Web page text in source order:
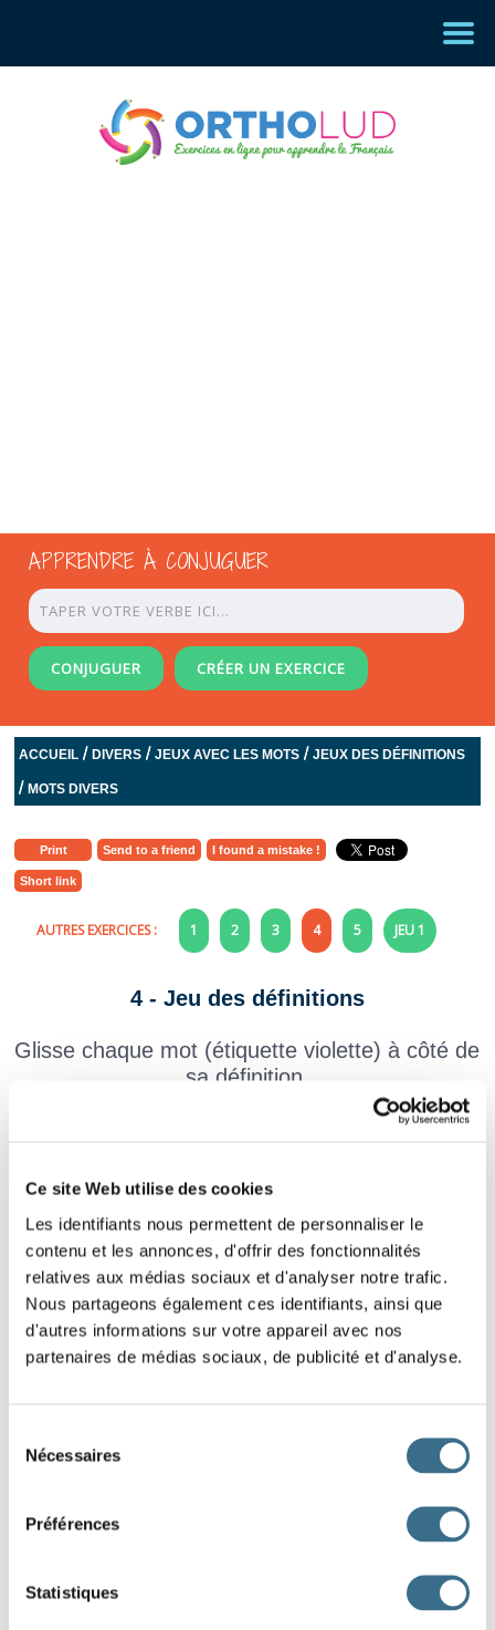
Ce site Web utilise des cookies
Les identifiants nous permettent de personnaliser le
contenu et les annonces, d'offrir des fonctionnalités
relatives aux médias sociaux et d'analyser notre trafic.
Nous partageons également ces identifiants, ainsi que
d'autres informations sur votre appareil avec nos
partenaires de médias sociaux, de publicité et d'analyse.
Nécessaires
Préférences
Statistiques
APPRENDRE À CONJUGUER
CONJUGUER CRÉER UN EXERCICE
ACCUEIL /DIVERS /JEUX AVEC LES MOTS /JEUX DES DÉFINITIONS
/MOTS DIVERS
Print Send to a friend I found a mistake !
Short link
AUTRES EXERCICES : 1 2 3 4 5 JEU 1
4 - Jeu des définitions
Glisse chaque mot (étiquette violette) à côté de
sa définition.
Personne élue pour diriger les affaires d'une
commune.
Tour la plus haute et la plus importante d'un
château fort.
Les inégalités de la surface terrestre.
Petit couteau de poche dont la lame se replie.
un canif
DONE!